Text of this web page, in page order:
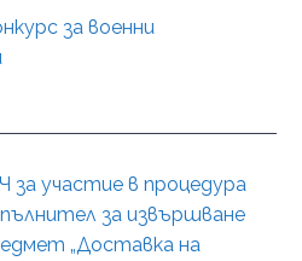
за военни
за участие в процедура
за извършване
„Доставка на